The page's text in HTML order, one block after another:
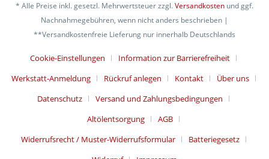
* Alle Preise inkl. gesetzl. Mehrwertsteuer zzgl.Versandkosten und ggf.
Nachnahmegebühren, wenn nicht anders beschrieben |
**Versandkostenfreie Lieferung nur innerhalb Deutschlands
Cookie-Einstellungen
Information zur Barrierefreiheit
Werkstatt-Anmeldung
Rückruf anlegen Kontakt
Über uns
Datenschutz
Versand und Zahlungsbedingungen
Altölentsorgung
AGB
Widerrufsrecht / Muster-Widerrufsformular
Batteriegesetz